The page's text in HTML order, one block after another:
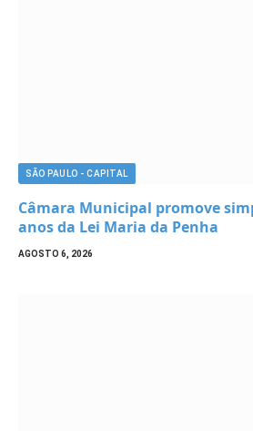
SÃO PAULO - CAPITAL
Câmara Municipal promove
anos da Lei Maria da Penha
AGOSTO 6, 2026